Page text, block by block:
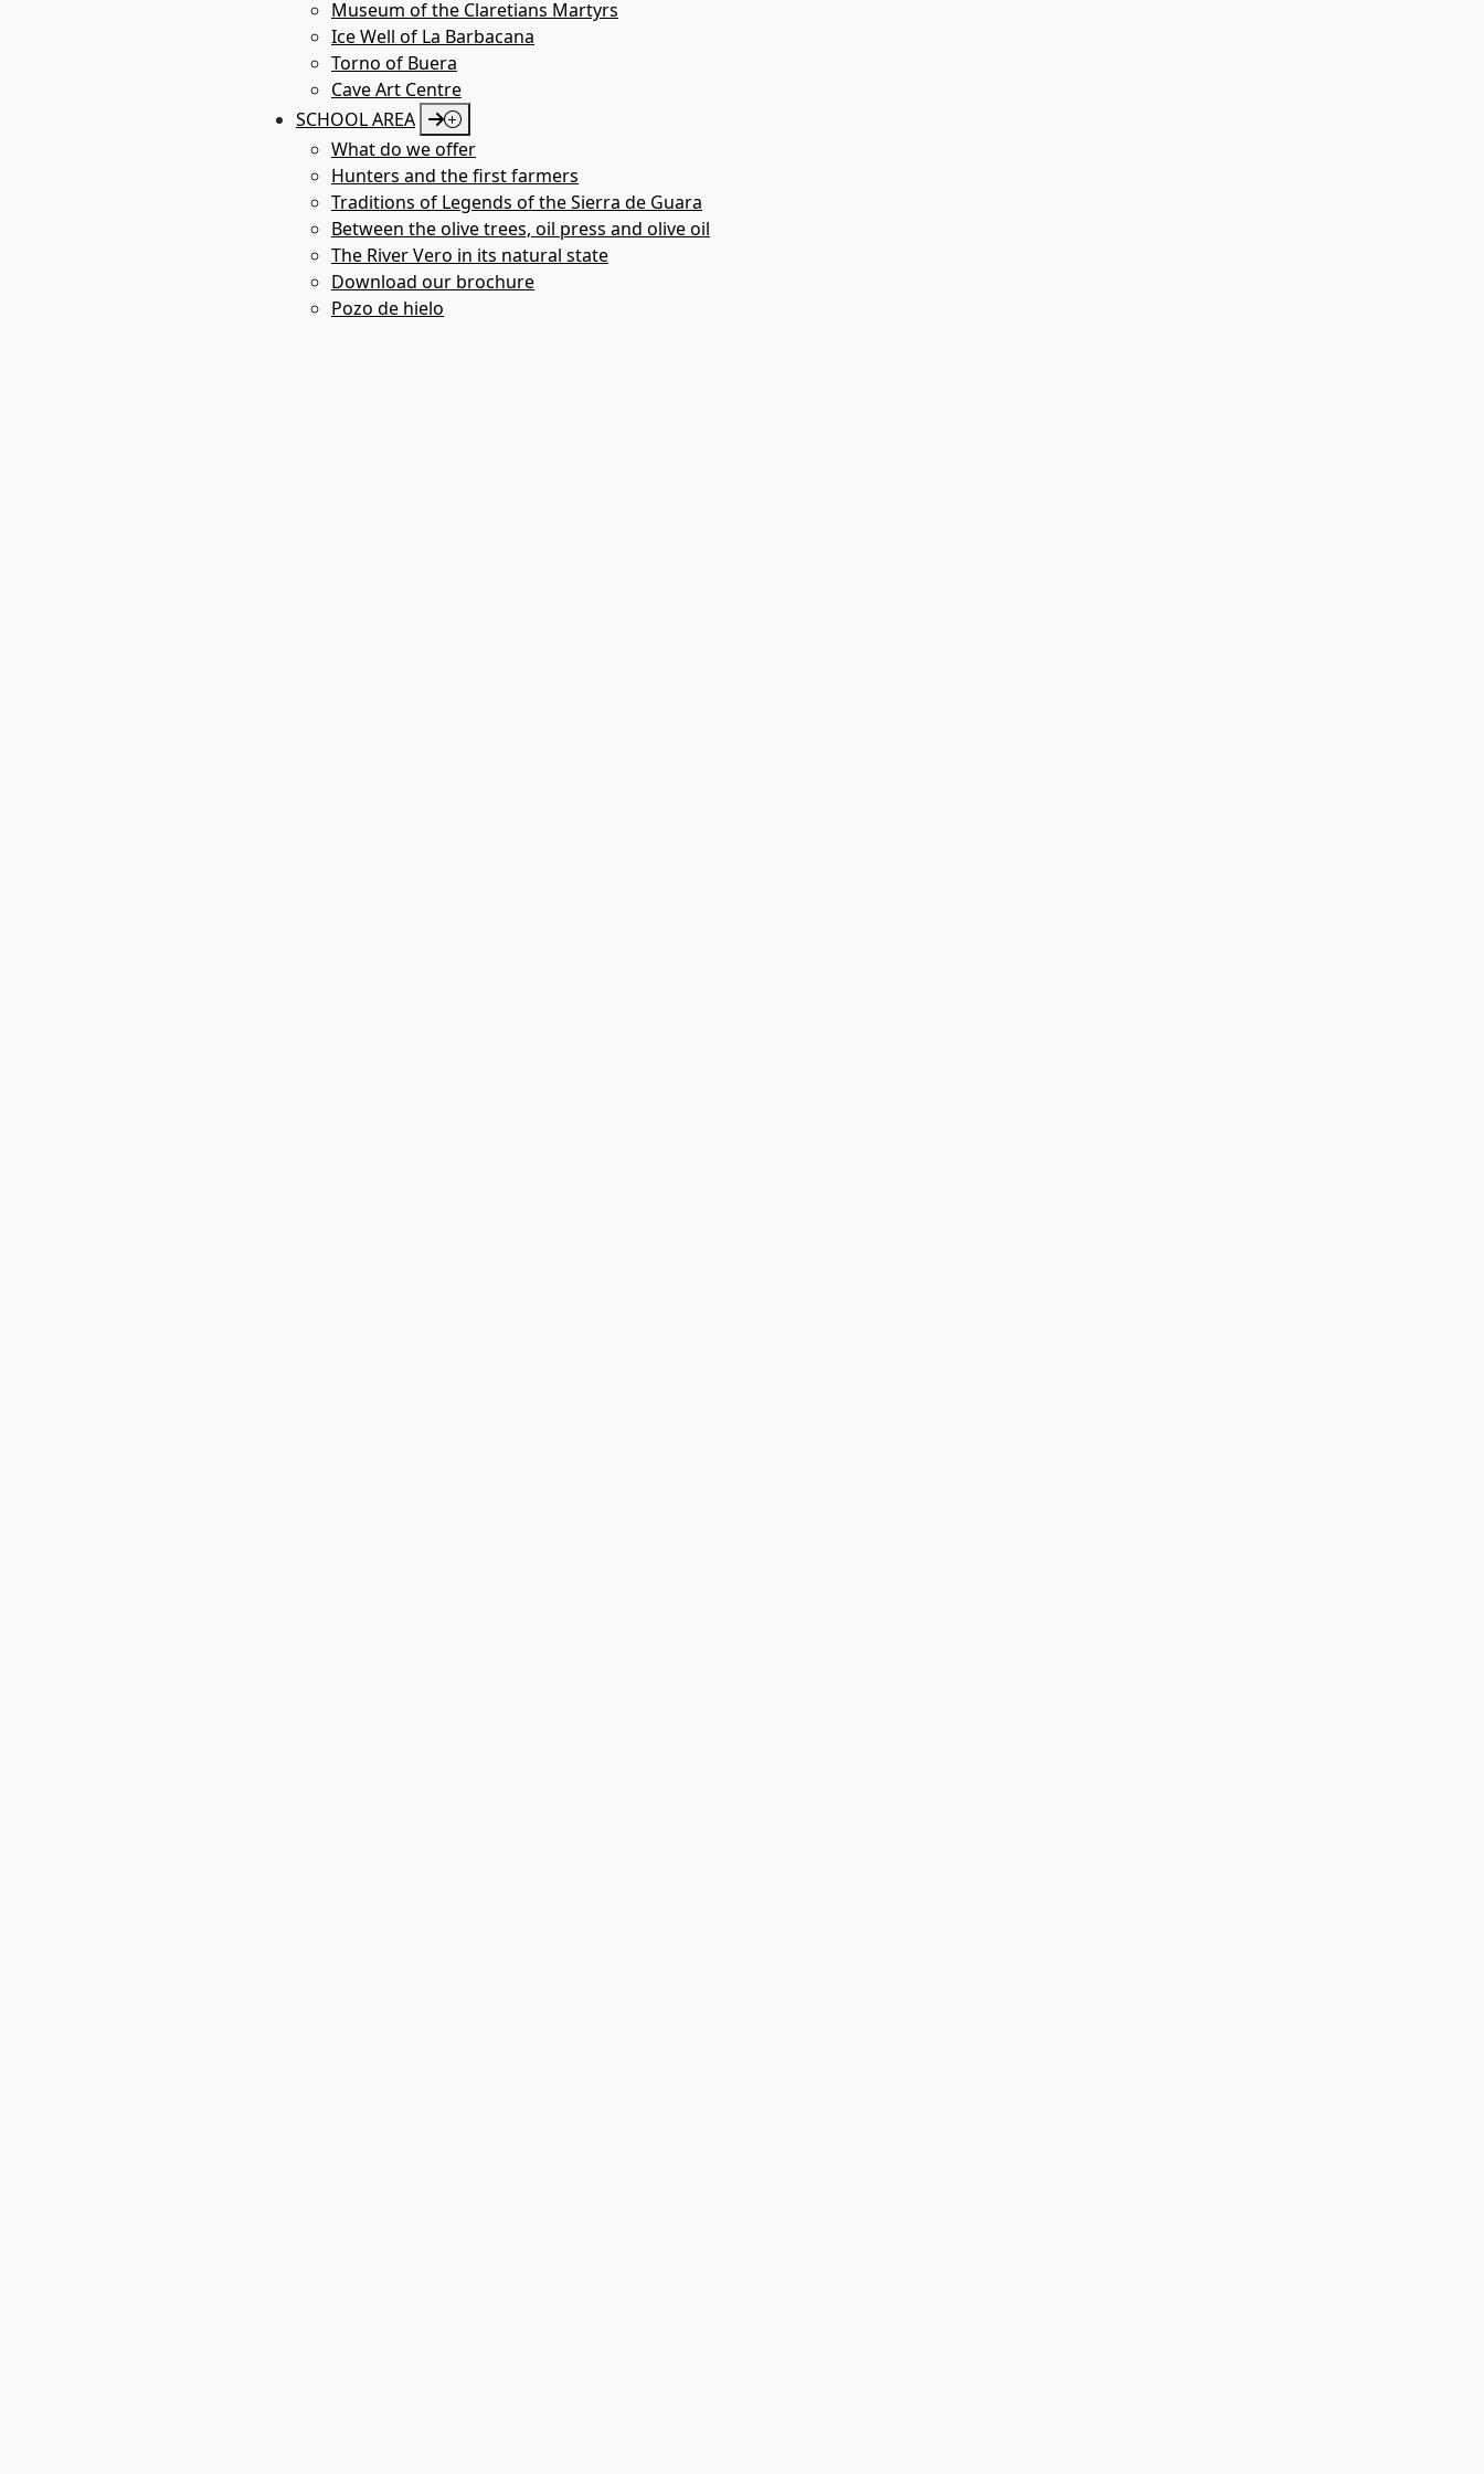
Museum of the Claretians Martyrs
Ice Well of La Barbacana
Torno of Buera
Cave Art Centre
SCHOOL AREA
What do we offer
Hunters and the first farmers
Traditions of Legends of the Sierra de Guara
Between the olive trees, oil press and olive oil
The River Vero in its natural state
Download our brochure
Pozo de hielo
El resto de las unidades gráficas representadas son barras o simples manchas de color de morfología indefinida.
Todos los motivos están pintados en rojo.